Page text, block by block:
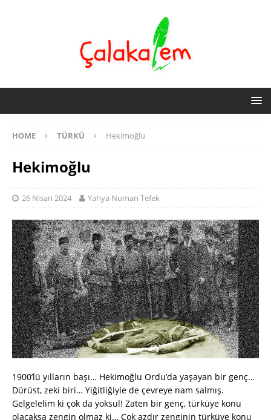
HOME TÜRKÜ Hekimoğlu
Hekimoğlu
26 Nisan 2024 Yahya Numan Tefek
1900’lü yılların başı… Hekimoğlu Ordu’da yaşayan bir genç…
Dürüst, zeki biri… Yiğitliğiyle de çevreye nam salmış.
Gelgelelim ki çok da yoksul! Zaten bir genç, türküye konu
olacaksa zengin olmaz ki… Çok azdır zenginin türküye konu